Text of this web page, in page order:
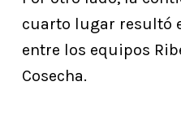
cuarto lugar resultó
entre los equipos
Cosecha.